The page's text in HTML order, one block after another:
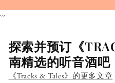
```
探索并预订《
南精选的听音酒吧
《Tracks & Tales》的更多文章